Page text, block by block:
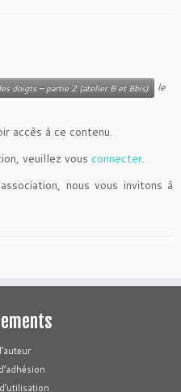
doigts – partie 2 (atelier B et Bbis)
le
accès à ce contenu.
veuillez vous connecter.
nous vous invitons à